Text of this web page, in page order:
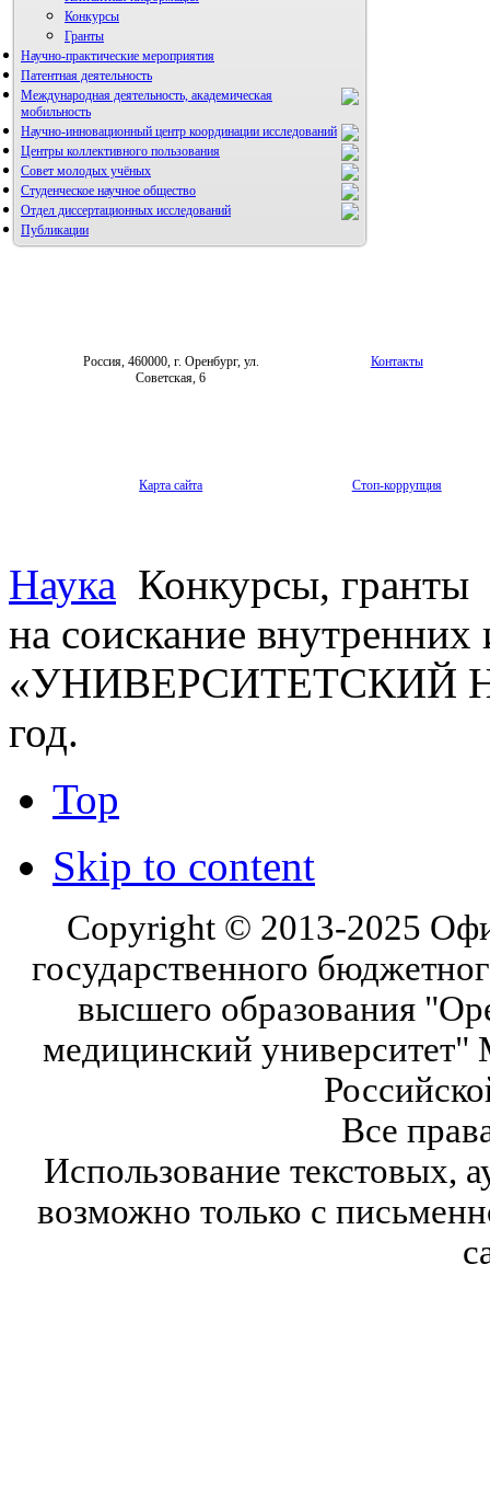
Конкурсы
Гранты
Научно-практические мероприятия
Патентная деятельность
Международная деятельность, академическая
мобильность
Научно-инновационный центр координации исследований
НИИ микрохирургии и клинической анатомии
Центры коллективного пользования
Совет молодых учёных
Студенческое научное общество
Отдел диссертационных исследований
Публикации
Россия, 460000, г. Оренбург, ул.
Советская, 6
Контакты
Карта сайта Стоп-коррупция
Наука Конкурсы, гранты
на соискание внутренних
«УНИВЕРСИТЕТСКИЙ
год.
Top
Skip to content
Copyright © 2013-2025
государственного
высшего образования
медицинский университет"
Все
Использование текстовых,
возможно только с